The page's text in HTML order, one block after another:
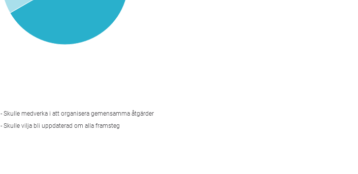
- Skulle medverka i att organisera gemensamma åtgärder
- Skulle vilja bli uppdaterad om alla framsteg